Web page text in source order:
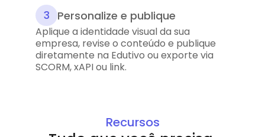
3 Personalize e publique
Aplique a identidade visual da sua
empresa, revise o conteúdo e publique
diretamente na Edutivo ou exporte via
SCORM, xAPI ou link.
Recursos